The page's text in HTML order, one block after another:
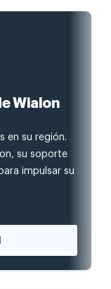
Wialon
en su región.
su soporte
impulsar su